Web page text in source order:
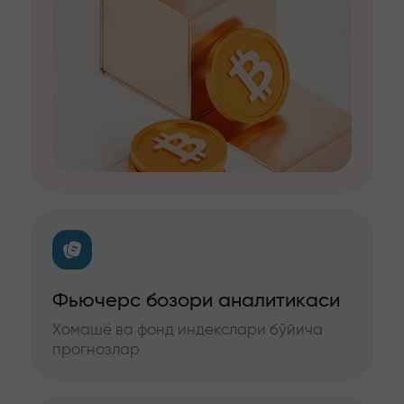
Фьючерс бозори аналитикаси
Хомашё ва фонд индекслари бўйича
прогнозлар